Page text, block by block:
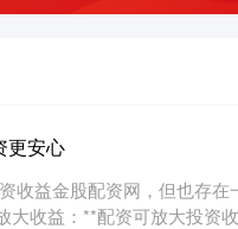
更安心
收益金股配资网，但也存在
大收益：**配资可放大投资